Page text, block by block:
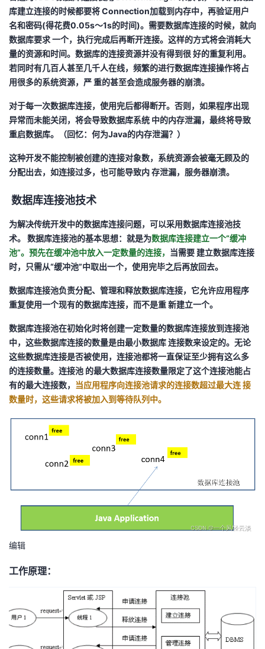
坛
圈
子
的
直
播
我
的
活
我
的
注
我
开
发
堂
我
的
课
程
我
的
认
证
我
的
实
我
的
藏
的
Programs
我
的
我
的
技
术
支
持
我
的
云
声
建
库建立连接的时候都要将 Connection加载到内存中，再验证用户
名和密码(得花费0.05s～1s的时间)。需要数据库连接的时候，就向
数据库要求 一个，执行完成后再断开连接。这样的方式将会消耗大
量的资源和时间。数据库的连接资源并没有得到很 好的重复利用。
若同时有几百人甚至几千人在线，频繁的进行数据库连接操作将占
用很多的系统资源，严 重的甚至会造成服务器的崩溃。
对于每一次数据库连接，使用完后都得断开。否则，如果程序出现
异常而未能关闭，将会导致数据库系统 中的内存泄漏，最终将导致
重启数据库。（回忆：何为Java的内存泄漏？）
这种开发不能控制被创建的连接对象数，系统资源会被毫无顾及的
分配出去，如连接过多，也可能导致内 存泄漏，服务器崩溃。
数据库连接池技术
为解决传统开发中的数据库连接问题，可以采用数据库连接池技
术。 数据库连接池的基本思想：就是为数据库连接建立一个“缓冲
池”。预先在缓冲池中放入一定数量的连接， 当需要 建立数据库连接
时，只需从“缓冲池”中取出一个，使用完毕之后再放回去。
数据库连接池负责分配、管理和释放数据库连接，它允许应用程序
重复使用一个现有的数据库连接，而不是重 新建立一个。
数据库连接池在初始化时将创建一定数量的数据库连接放到连接池
中，这些数据库连接的数量是由最小数据库 连接数来设定的。无论
这些数据库连接是否被使用，连接池都将一直保证至少拥有这么多
的连接数量。连接池 的最大数据库连接数量限定了这个连接池能占
有的最大连接数， 当应用程序向连接池请求的连接数超过最大连 接
数量时，这些请求将被加入到等待队列中。
编辑
工作原理：